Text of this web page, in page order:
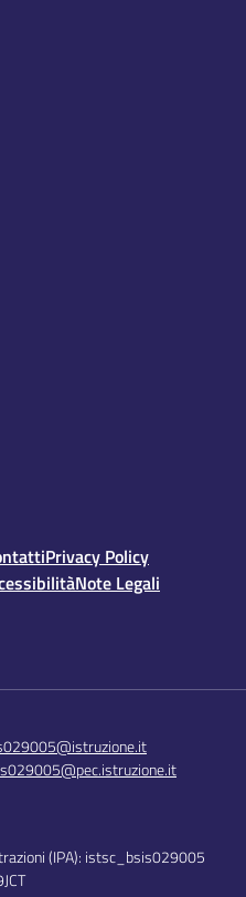
Privacy Policy
Note Legali
(IPA): istsc_bsis029005